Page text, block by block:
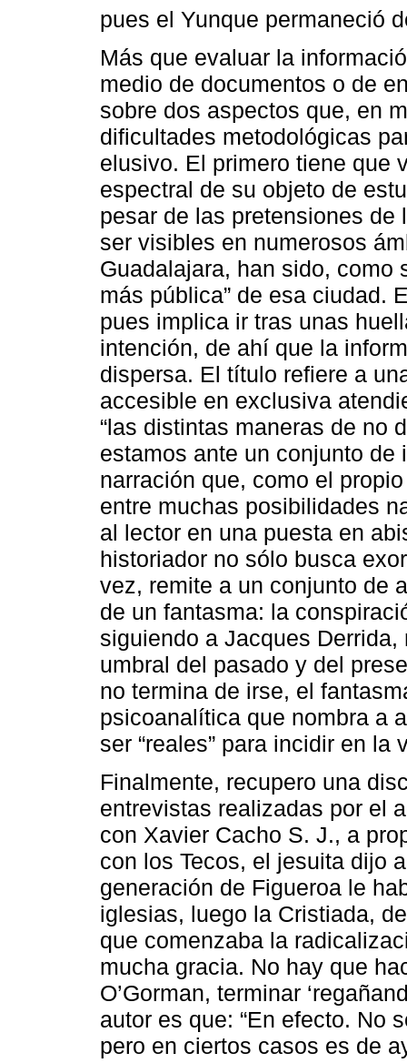
pues el Yunque permaneció
Más que evaluar la
medio de documentos o de
sobre dos aspectos que, en
dificultades metodológicas
elusivo. El primero tiene que
espectral de su objeto de
pesar de las pretensiones de
ser visibles en numerosos
Guadalajara, han sido, como
más pública” de esa ciudad.
pues implica ir tras unas
intención, de ahí que la
dispersa. El título refiere a
accesible en exclusiva
“las distintas maneras de no
estamos ante un conjunto
narración que, como el
entre muchas posibilidades
al lector en una puesta en
historiador no sólo busca
vez, remite a un conjunto de
de un fantasma: la
siguiendo a Jacques
umbral del pasado y del
no termina de irse, el
psicoanalítica que nombra a
ser “reales” para incidir en la
Finalmente, recupero una
entrevistas realizadas por el
con Xavier Cacho S. J., a
con los Tecos, el jesuita dijo
generación de Figueroa le
iglesias, luego la Cristiada,
que comenzaba la
mucha gracia. No hay que
O’Gorman, terminar
autor es que: “En efecto. No
pero en ciertos casos es de